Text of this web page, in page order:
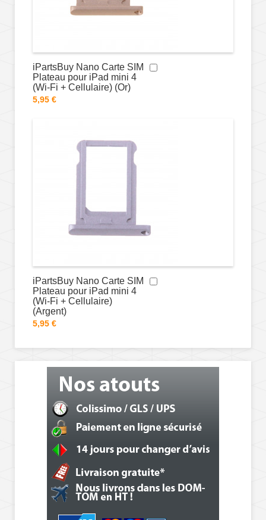
iPartsBuy Nano Carte SIM
Plateau pour iPad mini 4
(Wi-Fi + Cellulaire) (Or)
5,95 €
iPartsBuy Nano Carte SIM
Plateau pour iPad mini 4
(Wi-Fi + Cellulaire)
(Argent)
5,95 €